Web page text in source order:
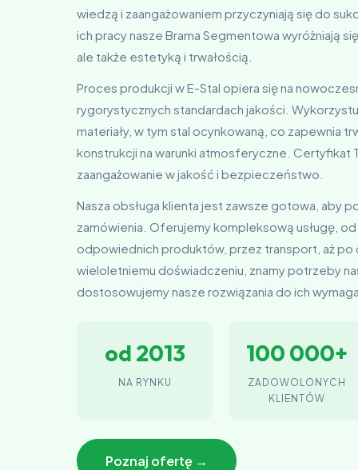
wiedzą i zaangażowaniem przyczyniają się do
ich pracy nasze Brama Segmentowa wyróżniają
ale także estetyką i trwałością.
Proces produkcji w E-Stal opiera się na
rygorystycznych standardach jakości.
materiały, w tym stal ocynkowaną, co zapewnia
konstrukcji na warunki atmosferyczne. Certyfikat
zaangażowanie w jakość i bezpieczeństwo.
Nasza obsługa klienta jest zawsze gotowa, aby
zamówienia. Oferujemy kompleksową usługę,
odpowiednich produktów, przez transport, aż po
wieloletniemu doświadczeniu, znamy potrzeby
dostosowujemy nasze rozwiązania do ich
od 2013
NA RYNKU
100 000+
ZADOWOLONYCH
KLIENTÓW
Poznaj ofertę →